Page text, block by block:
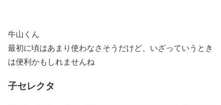
牛山くん
最初に頃はあまり使わなさそうだけど、いざっていうとき
は便利かもしれませんね
子セレクタ